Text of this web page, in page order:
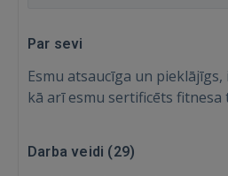
Par sevi
Esmu atsaucīga un pieklājīgs,
kā arī esmu sertificēts fitnesa
Darba veidi (29)